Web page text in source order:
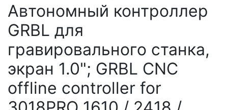
Автономный контроллер
GRBL для
гравировального станка,
экран 1.0"; GRBL CNC
offline controller for